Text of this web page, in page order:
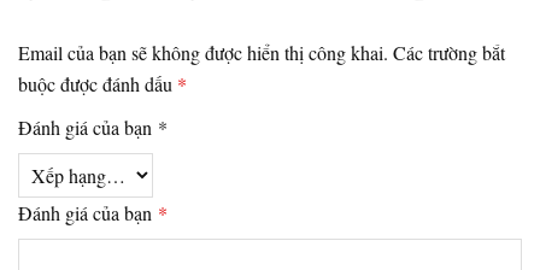
Email của bạn sẽ không được hiển thị công khai. Các trường bắt
buộc được đánh dấu *
Đánh giá của bạn *
Đánh giá của bạn *